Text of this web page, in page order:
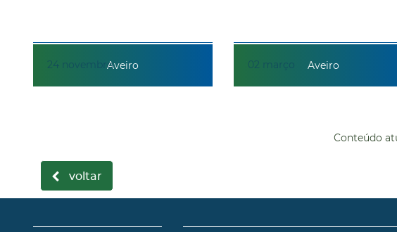
24 novembroAveiro 02 março Aveiro
Conteúdo
voltar